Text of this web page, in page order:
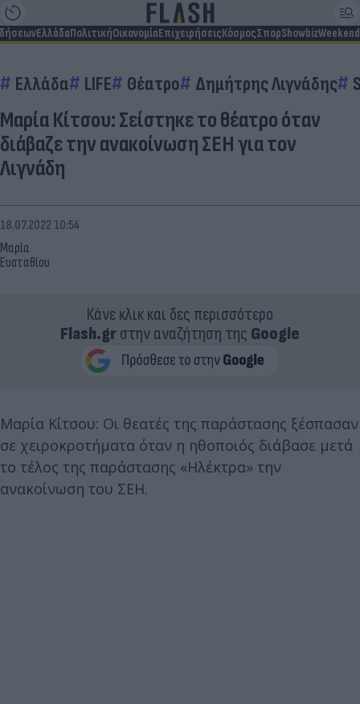
ΕλλάδαΠολιτικήΟικονομίαΕπιχειρήσειςΚόσμοςΣπορShowbizWeekend
Ελλάδα LIFE Θέατρο Δημήτρης Λιγνάδης
Μαρία Κίτσου: Σείστηκε το θέατρο όταν
διάβαζε την ανακοίνωση ΣΕΗ για τον
Λιγνάδη
Μαρία
Ευσταθίου
18.07.2022 10:54
Κάνε κλικ και δες περισσότερο
Flash.grστην αναζήτηση της Google
Μαρία Κίτσου: Οι θεατές της παράστασης ξέσπασαν
σε χειροκροτήματα όταν η ηθοποιός διάβασε μετά
το τέλος της παράστασης «Ηλέκτρα» την
ανακοίνωση του ΣΕΗ.